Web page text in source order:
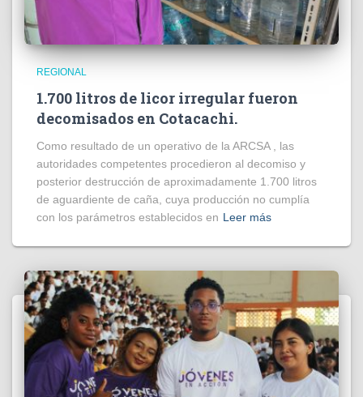
REGIONAL
1.700 litros de licor irregular fueron
decomisados en Cotacachi.
Como resultado de un operativo de la ARCSA , las
autoridades competentes procedieron al decomiso y
posterior destrucción de aproximadamente 1.700 litros
de aguardiente de caña, cuya producción no cumplía
con los parámetros establecidos en Leer más